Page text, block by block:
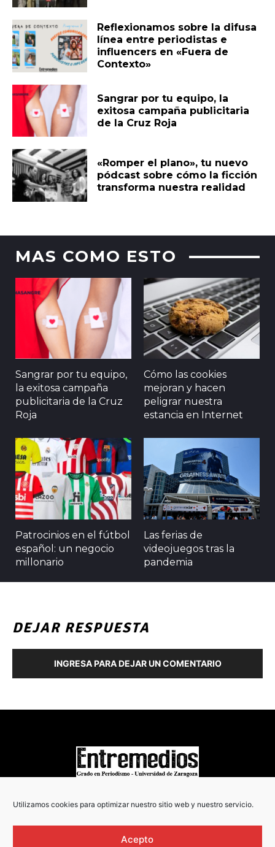
Utilizamos cookies para optimizar nuestro sitio web y nuestro servicio.
Acepto
Reflexionamos sobre la difusa
línea entre periodistas e
influencers en «Fuera de
Contexto»
Sangrar por tu equipo, la
exitosa campaña publicitaria
de la Cruz Roja
«Romper el plano», tu nuevo
pódcast sobre cómo la ficción
transforma nuestra realidad
MAS COMO ESTO
Sangrar por tu equipo,
la exitosa campaña
publicitaria de la Cruz
Roja
Cómo las cookies
mejoran y hacen
peligrar nuestra
estancia en Internet
Patrocinios en el fútbol
español: un negocio
millonario
Las ferias de
videojuegos tras la
pandemia
DEJAR RESPUESTA
INGRESA PARA DEJAR UN COMENTARIO